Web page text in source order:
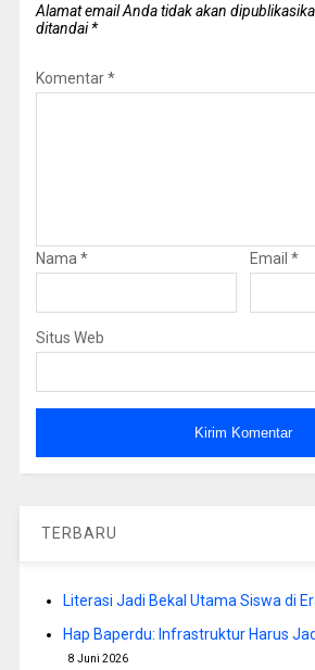
Alamat email Anda tidak akan
ditandai*
Komentar*
Nama * Email *
Situs Web
TERBARU
Literasi Jadi Bekal Utama Siswa di
Hap Baperdu: Infrastruktur Harus
8 Juni 2026